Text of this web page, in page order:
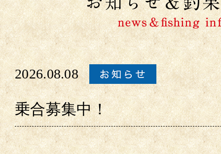
2026.08.08
乗合募集中！